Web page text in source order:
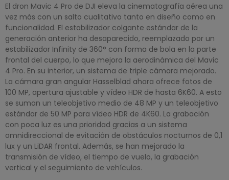
El dron Mavic 4 Pro de DJI eleva la cinematografía aérea una
vez más con un salto cualitativo tanto en diseño como en
funcionalidad. El estabilizador colgante estándar de la
generación anterior ha desaparecido, reemplazado por un
estabilizador Infinity de 360° con forma de bola en la parte
frontal del cuerpo, lo que mejora la aerodinámica del Mavic
4 Pro. En su interior, un sistema de triple cámara mejorado.
La cámara gran angular Hasselblad ahora ofrece fotos de
100 MP, apertura ajustable y vídeo HDR de hasta 6K60. A esto
se suman un teleobjetivo medio de 48 MP y un teleobjetivo
estándar de 50 MP para vídeo HDR de 4K60. La grabación
con poca luz es una prioridad gracias a un sistema
omnidireccional de evitación de obstáculos nocturnos de 0,1
lux y un LiDAR frontal. Además, se han mejorado la
transmisión de vídeo, el tiempo de vuelo, la grabación
vertical y el seguimiento de vehículos.